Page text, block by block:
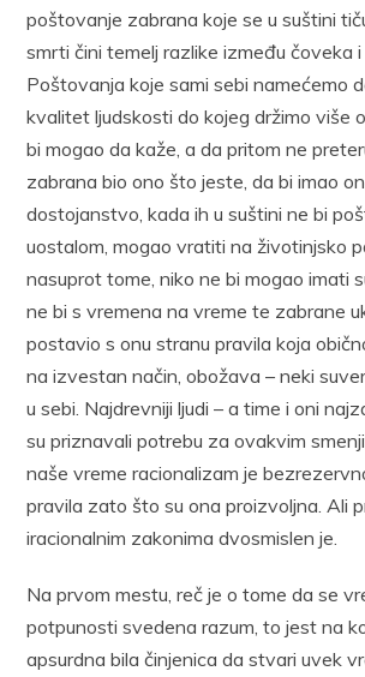
poštovanje zabrana koje se u suštini
smrti čini temelj razlike između čoveka i
Poštovanja koje sami sebi namećemo
kvalitet ljudskosti do kojeg držimo više
bi mogao da kaže, a da pritom ne
zabrana bio ono što jeste, da bi imao
dostojanstvo, kada ih u suštini ne bi
uostalom, mogao vratiti na životinjsko
nasuprot tome, niko ne bi mogao imati
ne bi s vremena na vreme te zabrane
postavio s onu stranu pravila koja
na izvestan način, obožava – neki
u sebi. Najdrevniji ljudi – a time i oni
su priznavali potrebu za ovakvim
naše vreme racionalizam je
pravila zato što su ona proizvoljna. Ali
iracionalnim zakonima dvosmislen je.
Na prvom mestu, reč je o tome da se
potpunosti svedena razum, to jest na
apsurdna bila činjenica da stvari uvek